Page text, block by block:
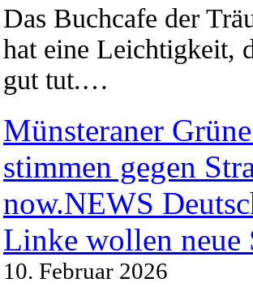
Das Buchcafe der
hat eine Leichtigkeit,
gut tut.…
Münsteraner
stimmen gegen
now.NEWS
Linke wollen neue
10. Februar 2026